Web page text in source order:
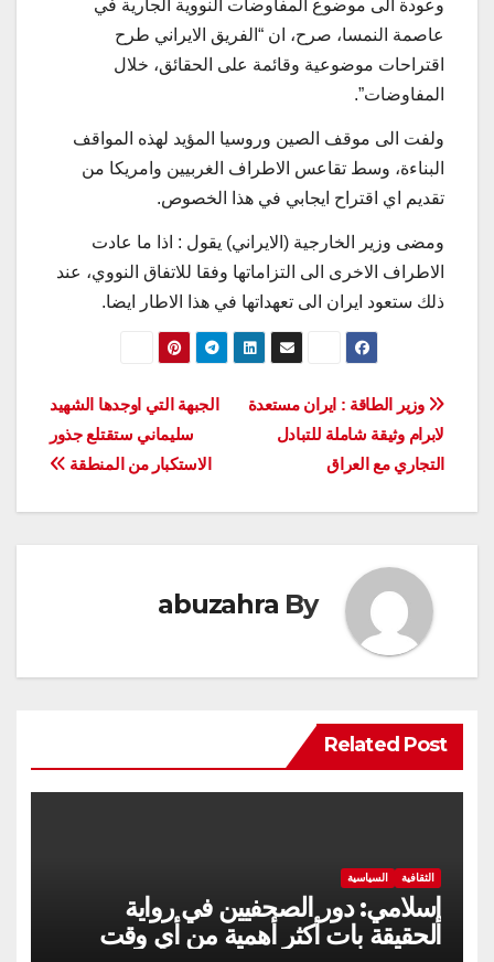
وعودة الى موضوع المفاوضات النووية الجارية في
عاصمة النمسا، صرح، ان “الفريق الايراني طرح
اقتراحات موضوعية وقائمة على الحقائق، خلال
المفاوضات”.
ولفت الى موقف الصين وروسيا المؤيد لهذه المواقف
البناءة، وسط تقاعس الاطراف الغربيين وامريكا من
تقديم اي اقتراح ايجابي في هذا الخصوص.
ومضى وزير الخارجية (الايراني) يقول : اذا ما عادت
الاطراف الاخرى الى التزاماتها وفقا للاتفاق النووي، عند
ذلك ستعود ايران الى تعهداتها في هذا الاطار ايضا.
تصفّح
المقالات
الجبهة التي اوجدها الشهيد
سليماني ستقتلع جذور
الاستكبار من المنطقة
وزير الطاقة : ايران مستعدة
لابرام وثيقة شاملة للتبادل
التجاري مع العراق
By
abuzahra
Related Post
الثقافية السياسية
إسلامي: دور الصحفيين في رواية
الحقيقة بات أكثر أهمية من أي وقت